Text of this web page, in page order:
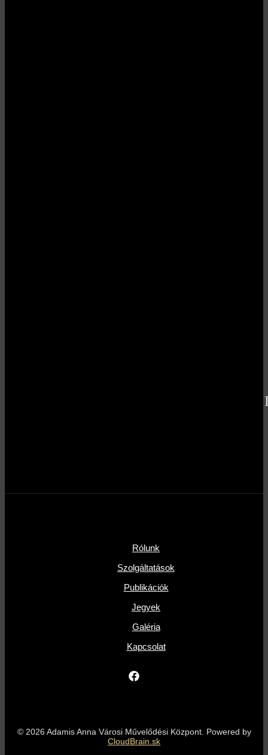
Rólunk
Szolgáltatások
Publikációk
Jegyek
Galéria
Kapcsolat
© 2026 Adamis Anna Városi Művelődési Központ. Powered by
CloudBrain.sk